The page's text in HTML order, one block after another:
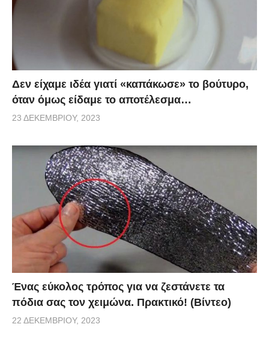
Δεν είχαμε ιδέα γιατί «καπάκωσε» το βούτυρο,
όταν όμως είδαμε το αποτέλεσμα…
23 ΔΕΚΕΜΒΡΊΟΥ, 2023
Ένας εύκολος τρόπος για να ζεστάνετε τα
πόδια σας τον χειμώνα. Πρακτικό! (Βίντεο)
22 ΔΕΚΕΜΒΡΊΟΥ, 2023